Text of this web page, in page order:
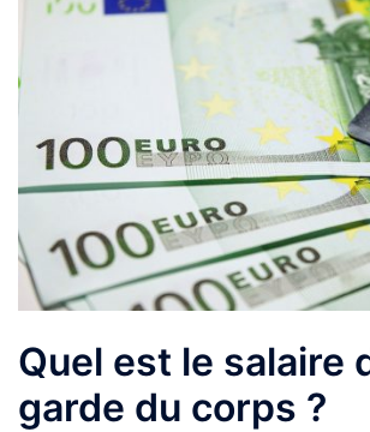
Quel est le salaire
garde du corps ?